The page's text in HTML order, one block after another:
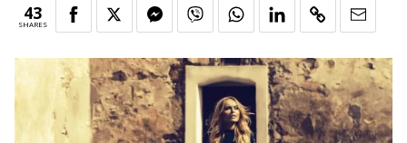
43
SHARES